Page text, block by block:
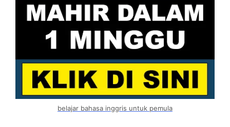
belajar bahasa inggris untuk pemula